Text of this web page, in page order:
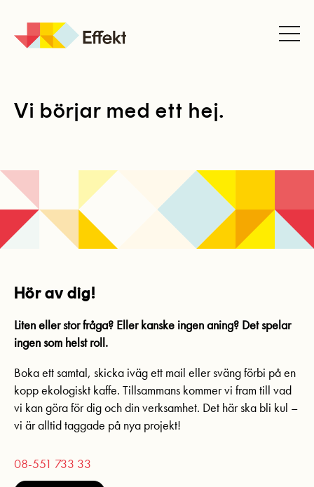
Vi börjar med ett hej.
Hör av dig!
Liten eller stor fråga? Eller kanske ingen aning? Det spelar
ingen som helst roll.
Boka ett samtal, skicka iväg ett mail eller sväng förbi på en
kopp ekologiskt kaffe. Tillsammans kommer vi fram till vad
vi kan göra för dig och din verksamhet. Det här ska bli kul –
vi är alltid taggade på nya projekt!
08-551 733 33